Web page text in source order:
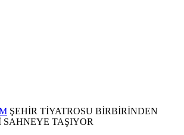
ŞEHİR TİYATROSU BİRBİRİNDEN
SAHNEYE TAŞIYOR